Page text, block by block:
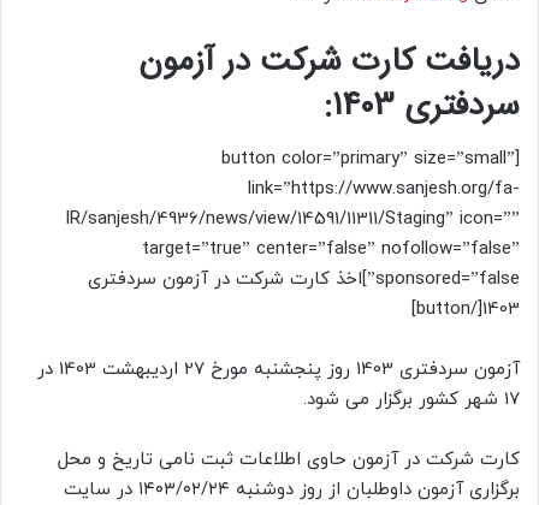
دریافت کارت شرکت در آزمون
سردفتری 1403:
[button color=”primary” size=”small”
link=”https://www.sanjesh.org/fa-
IR/sanjesh/4936/news/view/14591/11311/Staging” icon=””
target=”true” center=”false” nofollow=”false”
sponsored=”false”]اخذ کارت شرکت در آزمون سردفتری
1403[/button]
آزمون سردفتری 1403 روز پنجشنبه مورخ 27 اردیبهشت 1403 در
17 شهر کشور برگزار می شود.
کارت شرکت در آزمون حاوی اطلاعات ثبت نامی تاریخ و محل
برگزاری آزمون داوطلبان از روز دوشنبه ۱۴۰۳/۰۲/۲۴ در سایت